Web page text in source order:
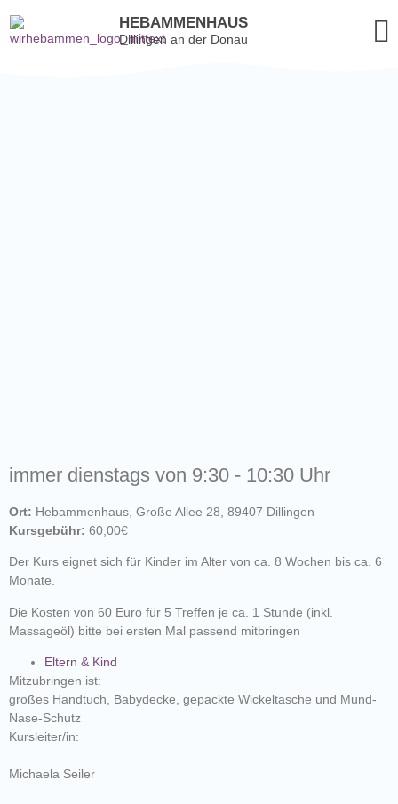
HEBAMMENHAUS
Dillingen an der Donau
immer dienstags von 9:30 - 10:30 Uhr
Ort: Hebammenhaus, Große Allee 28, 89407 Dillingen
Kursgebühr: 60,00€
Der Kurs eignet sich für Kinder im Alter von ca. 8 Wochen bis ca. 6
Monate.
Die Kosten von 60 Euro für 5 Treffen je ca. 1 Stunde (inkl.
Massageöl) bitte bei ersten Mal passend mitbringen
Eltern & Kind
Mitzubringen ist:
großes Handtuch, Babydecke, gepackte Wickeltasche und Mund-
Nase-Schutz
Kursleiter/in:
Michaela Seiler